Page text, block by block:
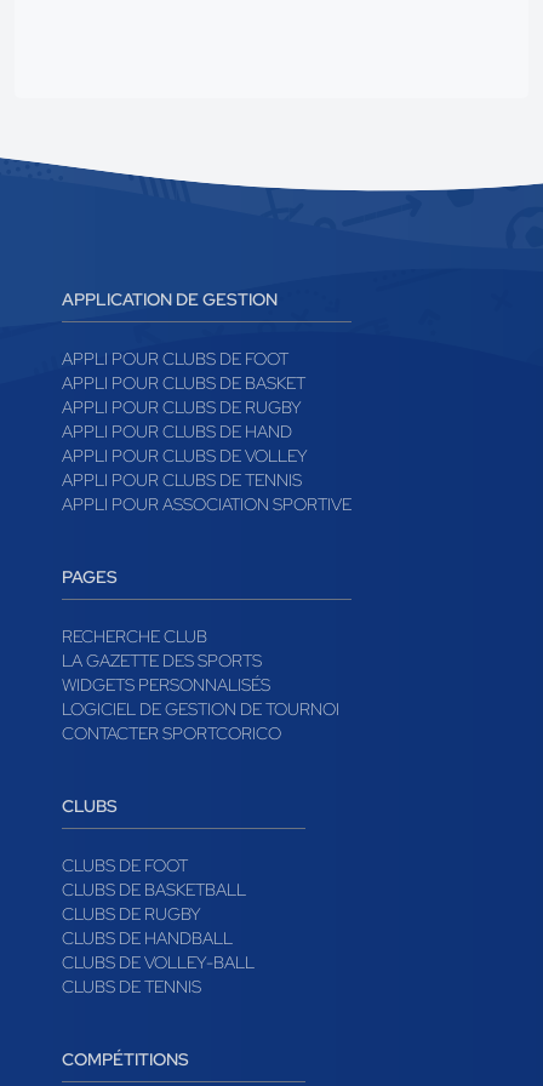
APPLICATION DE GESTION
APPLI POUR CLUBS DE FOOT
APPLI POUR CLUBS DE BASKET
APPLI POUR CLUBS DE RUGBY
APPLI POUR CLUBS DE HAND
APPLI POUR CLUBS DE VOLLEY
APPLI POUR CLUBS DE TENNIS
APPLI POUR ASSOCIATION SPORTIVE
PAGES
RECHERCHE CLUB
LA GAZETTE DES SPORTS
WIDGETS PERSONNALISÉS
LOGICIEL DE GESTION DE TOURNOI
CONTACTER SPORTCORICO
CLUBS
CLUBS DE FOOT
CLUBS DE BASKETBALL
CLUBS DE RUGBY
CLUBS DE HANDBALL
CLUBS DE VOLLEY-BALL
CLUBS DE TENNIS
COMPÉTITIONS